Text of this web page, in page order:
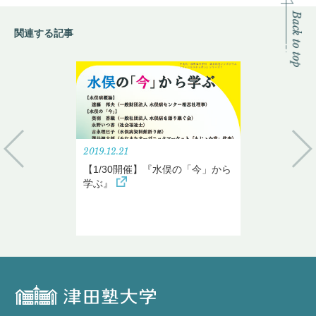
関連する記事
2019.12.21
【1/30開催】『水俣の「今」から
学ぶ』